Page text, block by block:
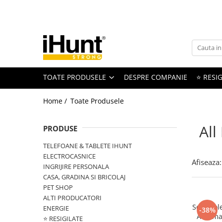
TELEFOANE & TABLETE IHUNT
Telefoane iHunt
Smartphone
Accesorii telefoane
Huse protectie
Smartwatch
Accesorii smartwatch
ELECTROCASNICE
TOATE PRODUSELE DESPRE COMPANIE ⭐
Home / Toate Produsele
All
PRODUSE
TELEFOANE & TABLETE IHUNT
ELECTROCASNICE
INGRIJIRE PERSONALA
CASA, GRADINA SI BRICOLAJ
PET SHOP
ALTI PRODUCATORI
ENERGIE
⭐ RESIGILATE
Afiseaza:
-38%
Set 5